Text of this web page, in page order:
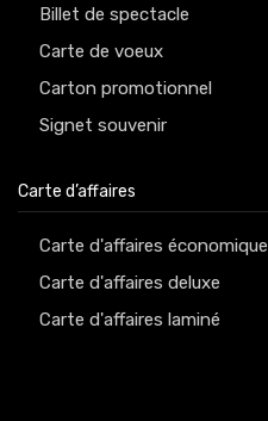
Billet de spectacle
Carte de voeux
Carton promotionnel
Signet souvenir
Carte d’affaires
Carte d'affaires économique
Carte d'affaires deluxe
Carte d'affaires laminé